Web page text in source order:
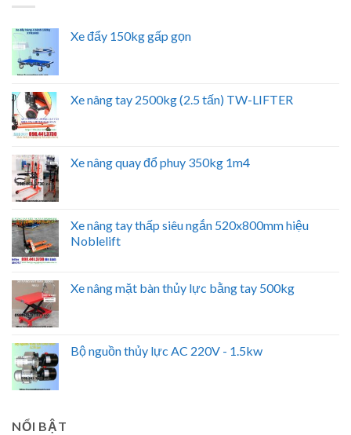
Xe đẩy 150kg gấp gọn
Xe nâng tay 2500kg (2.5 tấn) TW-LIFTER
Xe nâng quay đổ phuy 350kg 1m4
Xe nâng tay thấp siêu ngắn 520x800mm hiệu
Noblelift
Xe nâng mặt bàn thủy lực bằng tay 500kg
Bộ nguồn thủy lực AC 220V - 1.5kw
NỔI BẬT